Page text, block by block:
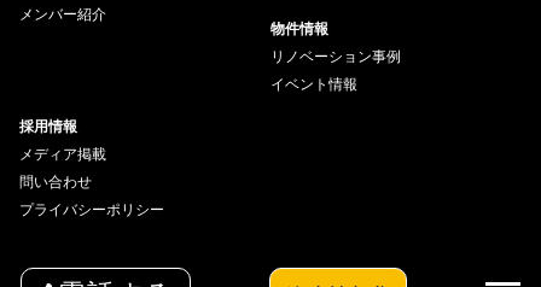
メンバー紹介
物件情報
リノベーション事例
イベント情報
採用情報
メディア掲載
問い合わせ
プライバシーポリシー